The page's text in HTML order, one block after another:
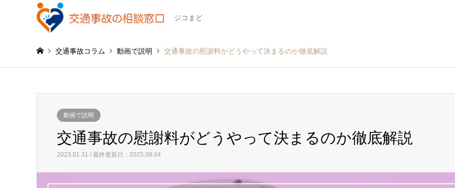
ジコまど
交通事故コラム 動画で説明 交通事故の慰謝料がどうやって決まるのか徹底解説
動画で説明
交通事故の慰謝料がどうやって決まるのか徹底解説
2023.01.31 / 最終更新日：2025.09.04